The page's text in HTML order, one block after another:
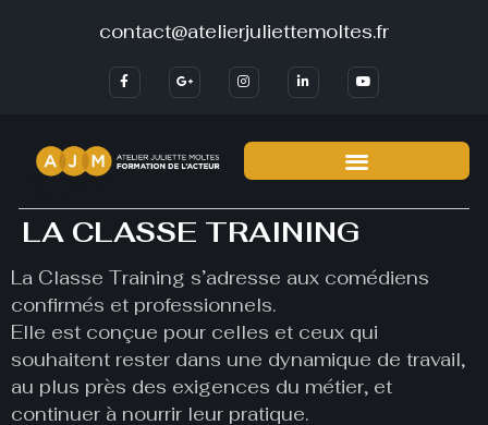
contact@atelierjuliettemoltes.fr
LA CLASSE TRAINING
La Classe Training s’adresse aux comédiens
confirmés et professionnels.
Elle est conçue pour celles et ceux qui
souhaitent rester dans une dynamique de travail,
au plus près des exigences du métier, et
continuer à nourrir leur pratique.